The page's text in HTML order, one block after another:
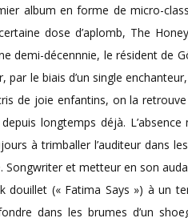
album en forme de micro-
dose d’aplomb, The
demi-décennnie, le résident de
par le biais d’un single enchanteur,
de joie enfantins, on la
depuis longtemps déjà.
à trimballer l’auditeur dans
Songwriter et metteur en son
douillet (« Fatima Says ») à un
dans les brumes d’un